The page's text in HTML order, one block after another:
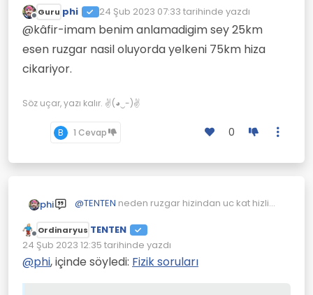
tarafından döndürülmesi
gerekir.
Rüzgarla ters yönde
döndürdüğün zaman havayı
orada sıkıştırıp itiş gücünü
daha fazla sağlıyor olabilir.
Çevrimdışı
Guru phi 24 Şub 2023 07:33 tarihinde yazdı
Son düzenleyen:
@kâfir-imam benim anlamadigim sey 25km
esen ruzgar nasil oluyorda yelkeni 75km hiza
cikariyor.
Söz uçar, yazı kalır. ✌(◕‿-)✌
B 1 Cevap 0
phi @TENTEN neden ruzgar hizindan uc kat hizli
Çevrimdışı
Ordinaryus TENTEN
24 Şub 2023 12:35 tarihinde yazdı
Son düzenleyen:
@phi, içinde söyledi: Fizik soruları